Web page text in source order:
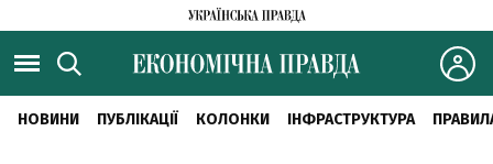
НОВИНИ ПУБЛІКАЦІЇ КОЛОНКИ ІНФРАСТРУКТУРА